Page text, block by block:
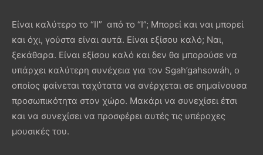
Είναι καλύτερο το “II” από το “I”; Μπορεί και ναι μπορεί
και όχι, γούστα είναι αυτά. Είναι εξίσου καλό; Ναι,
ξεκάθαρα. Είναι εξίσου καλό και δεν θα μπορούσε να
υπάρχει καλύτερη συνέχεια για τον Sgah’gahsowáh, ο
οποίος φαίνεται ταχύτατα να ανέρχεται σε σημαίνουσα
προσωπικότητα στον χώρο. Μακάρι να συνεχίσει έτσι
και να συνεχίσει να προσφέρει αυτές τις υπέροχες
μουσικές του.